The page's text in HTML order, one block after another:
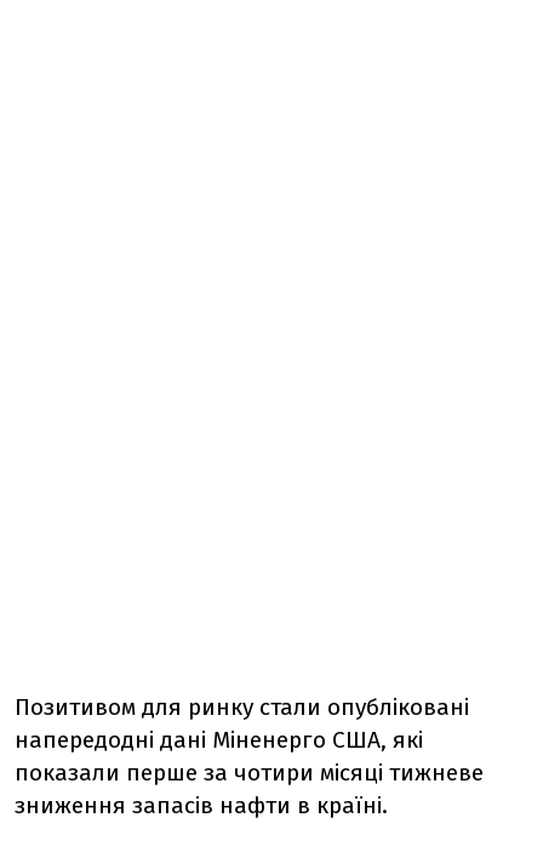
Позитивом для ринку стали опубліковані
напередодні дані Міненерго США, які
показали перше за чотири місяці тижневе
зниження запасів нафти в країні.